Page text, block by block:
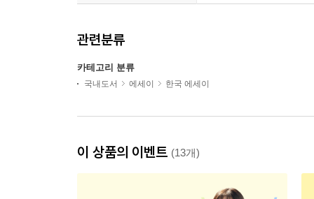
관련분류
카테고리 분류
국내도서 에세이 한국 에세이
이 상품의 이벤트 (13개)